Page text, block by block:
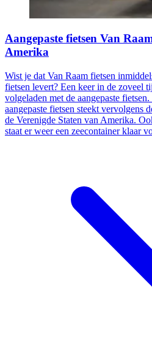
Aangepaste fietsen Van
Amerika
Wist je dat Van Raam fietsen
fietsen levert? Een keer in de zoveel
volgeladen met de aangepaste
aangepaste fietsen steekt vervolgens
de Verenigde Staten van Amerika.
staat er weer een zeecontainer klaar